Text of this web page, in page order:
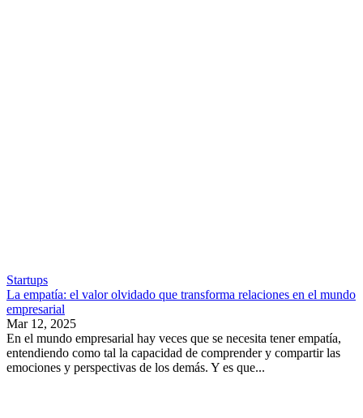
Startups
La empatía: el valor olvidado que transforma relaciones en el mundo
empresarial
Mar 12, 2025
En el mundo empresarial hay veces que se necesita tener empatía,
entendiendo como tal la capacidad de comprender y compartir las
emociones y perspectivas de los demás. Y es que...